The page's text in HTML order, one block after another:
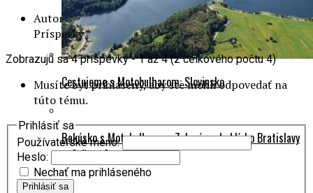
Cestujeme s Motobulharom: Slovinsko
Rakúsko s Motobulharom: Zelená perla blízko Bratislavy
– Grüner See
Autor
Príspevky
Zobrazujú sa 4 príspevky - 1 až 4 (z celkového počtu 4)
Musíte byť prihlásený, aby ste mohli odpovedať na
túto tému.
Prihlásiť sa
Používateľské meno:
Heslo:
Nechať ma prihláseného
Prihlásiť sa